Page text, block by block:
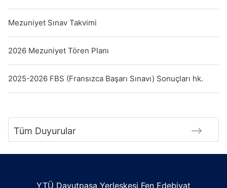
Mezuniyet Sınav Takvimi
2026 Mezuniyet Tören Planı
2025-2026 FBS (Fransızca Başarı Sınavı) Sonuçları hk.
Tüm Duyurular
YTÜ Davutpaşa Yerleşkesi Fen Edebiyat